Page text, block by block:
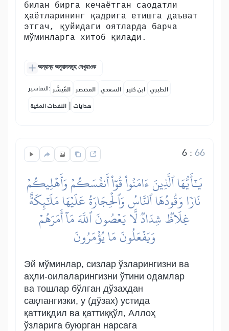
билан бирга кечаётган саодатли
ҳаётларининг қадрига етишга даъват
этгач, қуйидаги оятларда барча
мўминларга хитоб қилади.
অন্যান্য অনুবাদসমূহ দেখুৱাওক
التفاسير: المُيسَّر المختصر السعدي ابن كثير الطبري
النفحات المكية | هدايات
6:66
يَٰٓأَيُّهَا ٱلَّذِينَ ءَامَنُواْ قُوٓاْ أَنفُسَكُمۡ وَأَهۡلِيكُمۡ
نَارٗا وَقُودُهَا ٱلنَّاسُ وَٱلۡحِجَارَةُ عَلَيۡهَا مَلَٰٓئِكَةٌ
غِلَاظٞ شِدَادٞ لَّا يَعۡصُونَ ٱللَّهَ مَآ أَمَرَهُمۡ
وَيَفۡعَلُونَ مَا يُؤۡمَرُونَ
Эй мўминлар, сизлар ўзларингизни ва
аҳли-оилаларингизни ўтини одамлар
ва тошлар бўлган дўзахдан
сақлангизки, у (дўзах) устида
қаттиқдил ва қаттиққўл, Аллоҳ
ўзларига буюрган нарсага